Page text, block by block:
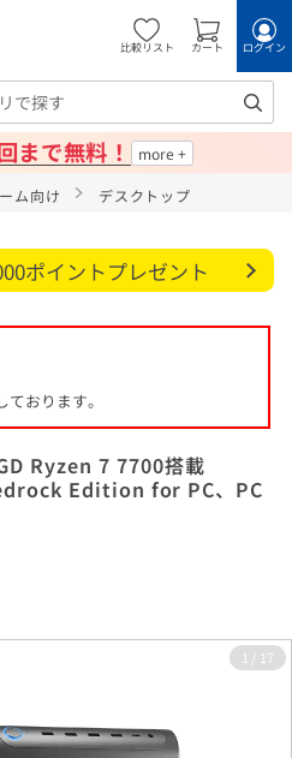
比較リスト カート ログイン
まで無料！
ム向け デスクトップ
ポイントプレゼント
おります。
Ryzen 7 7700搭載
Edition for PC、PC
1 / 17